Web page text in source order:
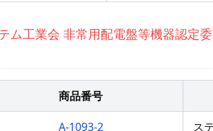
ム工業会 非常用配電盤等機器認定
商品番号
A-1093-2 ス